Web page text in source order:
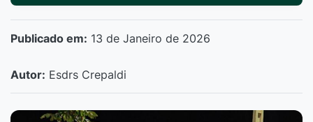
Publicado em: 13 de Janeiro de 2026
Autor: Esdrs Crepaldi